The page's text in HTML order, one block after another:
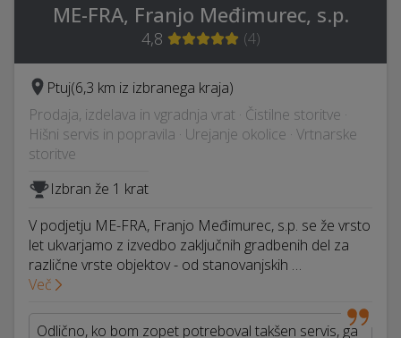
ME-FRA, Franjo Međimurec, s.p.
4,8 (4)
Ptuj(6,3 km iz izbranega kraja)
Prodaja, izdelava in vgradnja vrat · Čistilne storitve ·
Hišni servis in popravila · Urejanje okolice · Vrtnarske
storitve
Izbran že 1 krat
V podjetju ME-FRA, Franjo Međimurec, s.p. se že vrsto
let ukvarjamo z izvedbo zaključnih gradbenih del za
različne vrste objektov - od stanovanjskih …
Več
Odlično, ko bom zopet potreboval takšen servis, ga